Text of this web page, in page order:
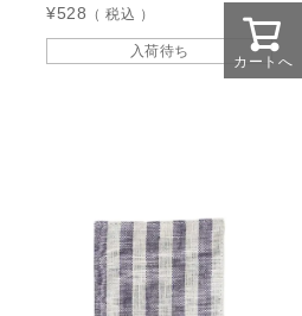
¥528 税込
入荷待ち
カートへ